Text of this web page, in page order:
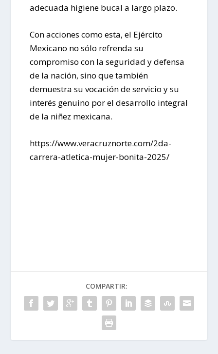
adecuada higiene bucal a largo plazo.
Con acciones como esta, el Ejército
Mexicano no sólo refrenda su
compromiso con la seguridad y defensa
de la nación, sino que también
demuestra su vocación de servicio y su
interés genuino por el desarrollo integral
de la niñez mexicana.
https://www.veracruznorte.com/2da-
carrera-atletica-mujer-bonita-2025/
COMPARTIR: